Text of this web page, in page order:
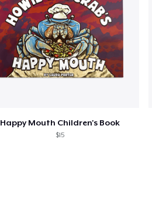
Happy Mouth Children's Book
$15
Continuer Mes Achats